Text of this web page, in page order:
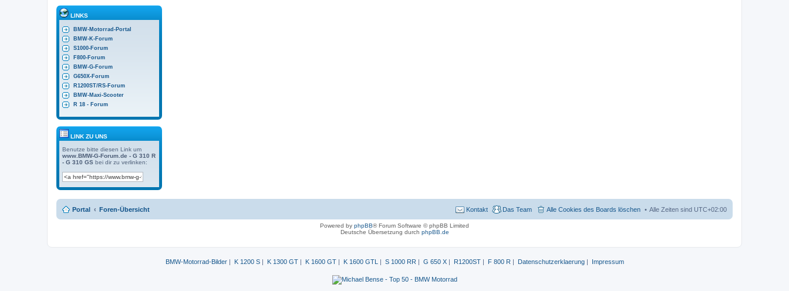
LINKS
BMW-Motorrad-Portal
BMW-K-Forum
S1000-Forum
F800-Forum
BMW-G-Forum
G650X-Forum
R1200ST/RS-Forum
BMW-Maxi-Scooter
R 18 - Forum
LINK ZU UNS
Benutze bitte diesen Link um
www.BMW-G-Forum.de - G 310 R
- G 310 GS bei dir zu verlinken:
Portal Foren-Übersicht Alle Zeiten sind UTC+02:00
Alle Cookies des Boards löschen
Das Team
Kontakt
Powered by phpBB® Forum Software © phpBB Limited
Deutsche Übersetzung durch phpBB.de
BMW-Motorrad-Bilder| K 1200 S| K 1300 GT| K 1600 GT| K 1600 GTL | S 1000 RR | G 650 X| R1200ST| F 800 R | Datenschutzerklaerung| Impressum